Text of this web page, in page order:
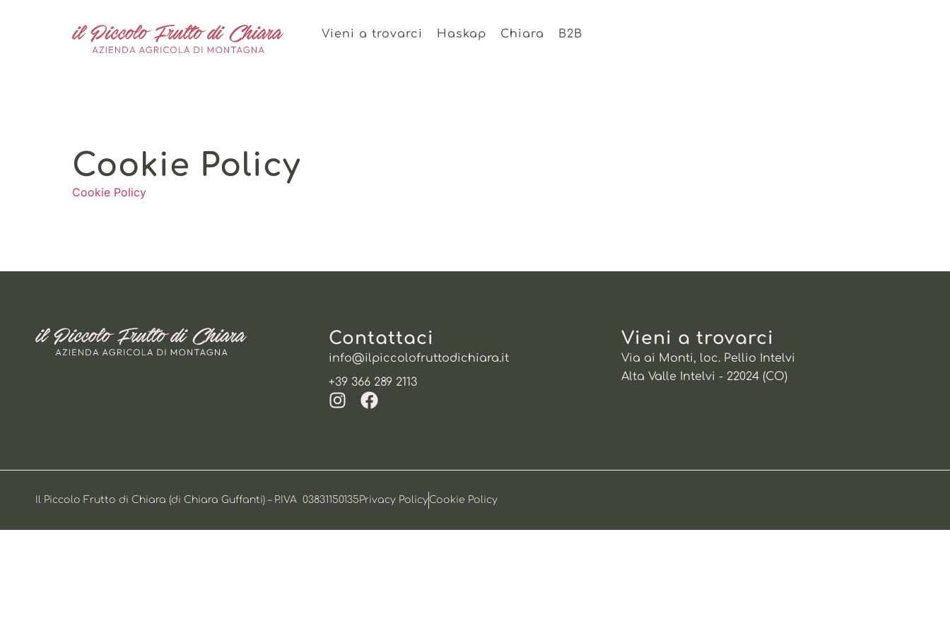
Vieni a trovarci Haskap Chiara B2B
Cookie Policy
Cookie Policy
Contattaci
info@ilpiccolofruttodichiara.it
+39 366 289 2113
Vieni a trovarci
Via ai Monti, loc. Pellio Intelvi
Alta Valle Intelvi - 22024 (CO)
Il Piccolo Frutto di Chiara (di Chiara Guffanti) – P.IVA 03831150135 Privacy PolicyCookie Policy